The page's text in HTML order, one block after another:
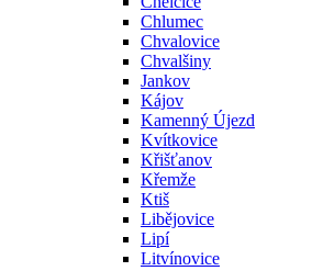
Chlumec
Chvalovice
Chvalšiny
Jankov
Kájov
Kamenný Újezd
Kvítkovice
Křišťanov
Křemže
Ktiš
Libějovice
Lipí
Litvínovice